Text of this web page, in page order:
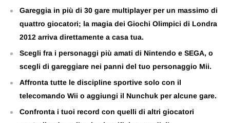
Gareggia in più di 30 gare multiplayer per un massimo di
quattro giocatori; la magia dei Giochi Olimpici di Londra
2012 arriva direttamente a casa tua.
Scegli fra i personaggi più amati di Nintendo e SEGA, o
scegli di gareggiare nei panni del tuo personaggio Mii.
Affronta tutte le discipline sportive solo con il
telecomando Wii o aggiungi il Nunchuk per alcune gare.
Confronta i tuoi record con quelli di altri giocatori